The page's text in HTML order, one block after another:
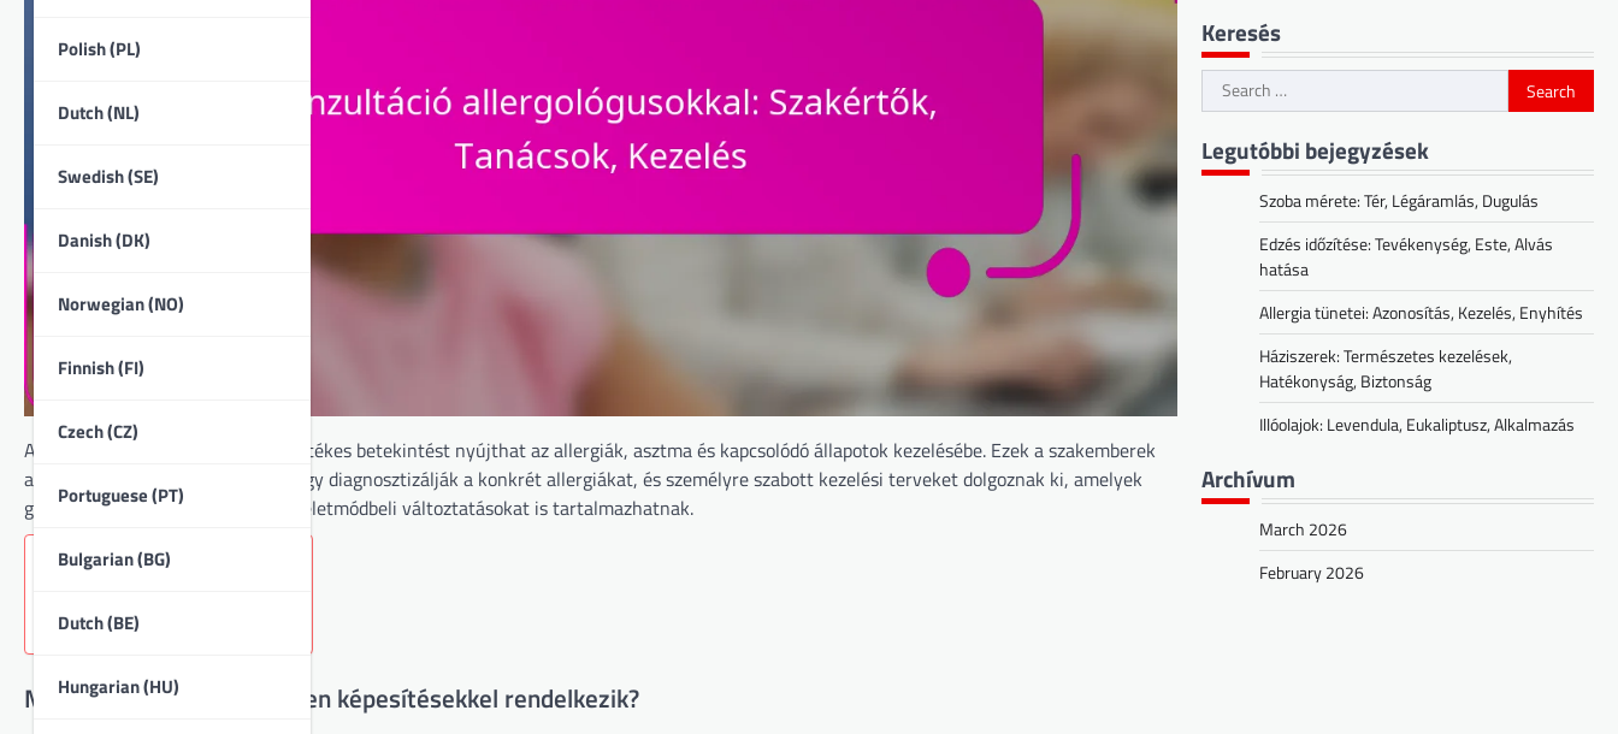
Polish (PL)
Dutch (NL)
Swedish (SE)
Danish (DK)
Norwegian (NO)
Finnish (FI)
Czech (CZ)
Portuguese (PT)
Bulgarian (BG)
Dutch (BE)
Hungarian (HU)
Allergológussal való konzultáció értékes betekintést nyújthat az allergiák, asztma és kapcsolódó állapotok kezelésébe. Ezek a szakemberek
alapos értékeléseket végeznek, hogy diagnosztizálják a konkrét allergiákat, és személyre szabott kezelési terveket dolgoznak ki, amelyek
gyógyszereket, immunterápiát és életmódbeli változtatásokat is tartalmazhatnak.
Key sections in the article:
Mi az allergológus és milyen képesítésekkel rendelkezik?
Keresés
Search
for:
Legutóbbi bejegyzések
Szoba mérete: Tér, Légáramlás, Dugulás
Edzés időzítése: Tevékenység, Este, Alvás
hatása
Allergia tünetei: Azonosítás, Kezelés, Enyhítés
Háziszerek: Természetes kezelések,
Hatékonyság, Biztonság
Illóolajok: Levendula, Eukaliptusz, Alkalmazás
Archívum
March 2026
February 2026